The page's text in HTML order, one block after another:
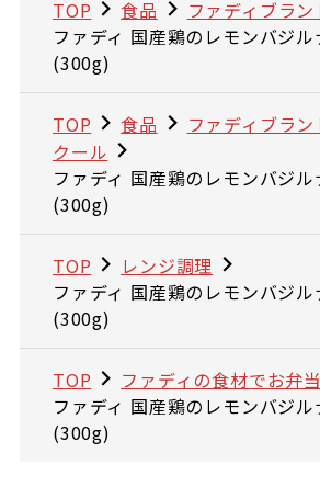
TOP 食品
ファディブラン
ファディ 国産鶏のレモンバジ
(300g)
TOP 食品
ファディブラン
クール
ファディ 国産鶏のレモンバジ
(300g)
TOP
レンジ調理
ファディ 国産鶏のレモンバジ
(300g)
TOP
ファディの食材でお弁当
ファディ 国産鶏のレモンバジ
(300g)